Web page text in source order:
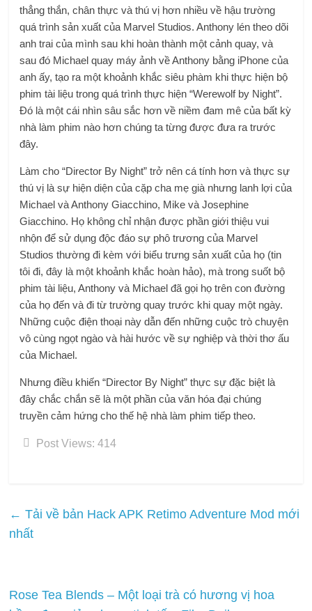
thẳng thắn, chân thực và thú vị hơn nhiều về hậu trường
quá trình sản xuất của Marvel Studios. Anthony lén theo dõi
anh trai của mình sau khi hoàn thành một cảnh quay, và
sau đó Michael quay máy ảnh về Anthony bằng iPhone của
anh ấy, tạo ra một khoảnh khắc siêu phàm khi thực hiện bộ
phim tài liệu trong quá trình thực hiện “Werewolf by Night”.
Đó là một cái nhìn sâu sắc hơn về niềm đam mê của bất kỳ
nhà làm phim nào hơn chúng ta từng được đưa ra trước
đây.
Làm cho “Director By Night” trở nên cá tính hơn và thực sự
thú vị là sự hiện diện của cặp cha mẹ già nhưng lanh lợi của
Michael và Anthony Giacchino, Mike và Josephine
Giacchino. Họ không chỉ nhận được phần giới thiệu vui
nhộn để sử dụng độc đáo sự phô trương của Marvel
Studios thường đi kèm với biểu trưng sản xuất của họ (tin
tôi đi, đây là một khoảnh khắc hoàn hảo), mà trong suốt bộ
phim tài liệu, Anthony và Michael đã gọi họ trên con đường
của họ đến và đi từ trường quay trước khi quay một ngày.
Những cuộc điện thoại này dẫn đến những cuộc trò chuyện
vô cùng ngọt ngào và hài hước về sự nghiệp và thời thơ ấu
của Michael.
Nhưng điều khiến “Director By Night” thực sự đặc biệt là
đây chắc chắn sẽ là một phần của văn hóa đại chúng
truyền cảm hứng cho thế hệ nhà làm phim tiếp theo.
Post Views: 414
← Tải về bản Hack APK Retimo Adventure Mod mới
nhất
Rose Tea Blends – Một loại trà có hương vị hoa